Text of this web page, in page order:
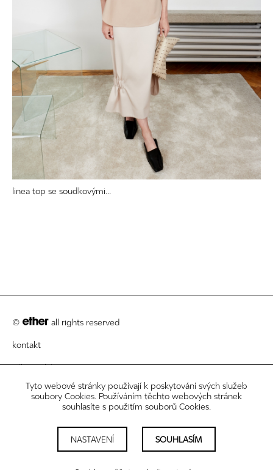
linea top se soudkovými...
© all rights reserved
kontakt
zákaznický servis
právní informace
nastavení cookies
Tyto webové stránky používají k poskytování svých služeb
soubory Cookies. Používáním těchto webových stránek
souhlasíte s použitím souborů Cookies.
NASTAVENÍ SOUHLASÍM